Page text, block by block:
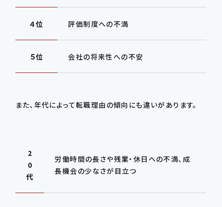
４位 評価制度への不満
５位 会社の将来性への不安
また、年代によって転職理由の傾向にも違いがあります。
2
0
代
労働時間の長さや残業・休日への不満、成
長機会の少なさが目立つ